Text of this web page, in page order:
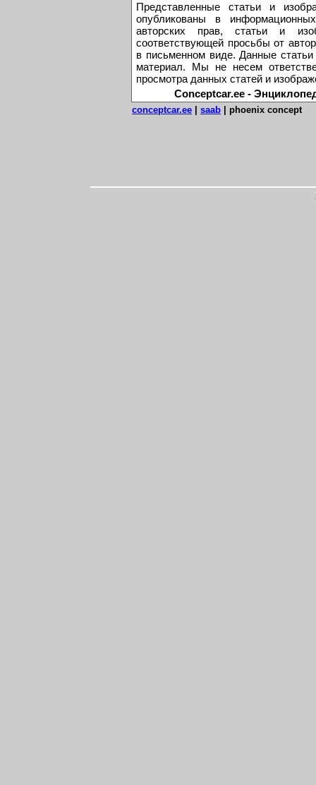
Представленные статьи и
опубликованы в
авторских прав, статьи и
соответствующей просьбы от
в письменном виде. Данные
материал. Мы не несем
просмотра данных статей и
Conceptcar.ee -
conceptcar.ee saab phoenix concept